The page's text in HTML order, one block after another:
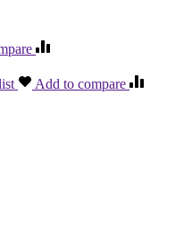
Add to compare